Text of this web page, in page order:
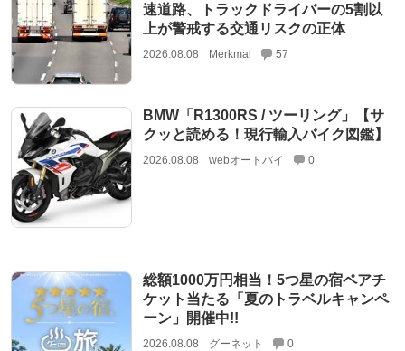
速道路、トラックドライバーの5割以
上が警戒する交通リスクの正体
2026.08.08 Merkmal 57
BMW「R1300RS / ツーリング」【サ
クッと読める！現行輸入バイク図鑑】
2026.08.08 webオートバイ 0
総額1000万円相当！5つ星の宿ペアチ
ケット当たる「夏のトラベルキャンペ
ーン」開催中!!
2026.08.08 グーネット 0